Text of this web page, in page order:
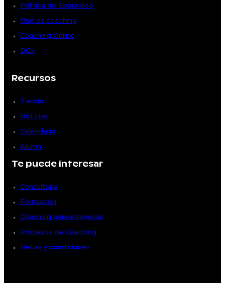
Política de Seguridad
Qué es coaching
Coaching Online
DCX
Recursos
Tienda
Noticias
Calendario
Alumni
Te puede interesar
Consultoría
Formación
Coaching para empresas
Procesos de Coaching
Becas y condiciones